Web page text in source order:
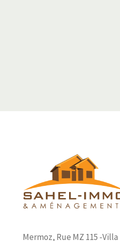
Mermoz, Rue MZ 115 -Villa